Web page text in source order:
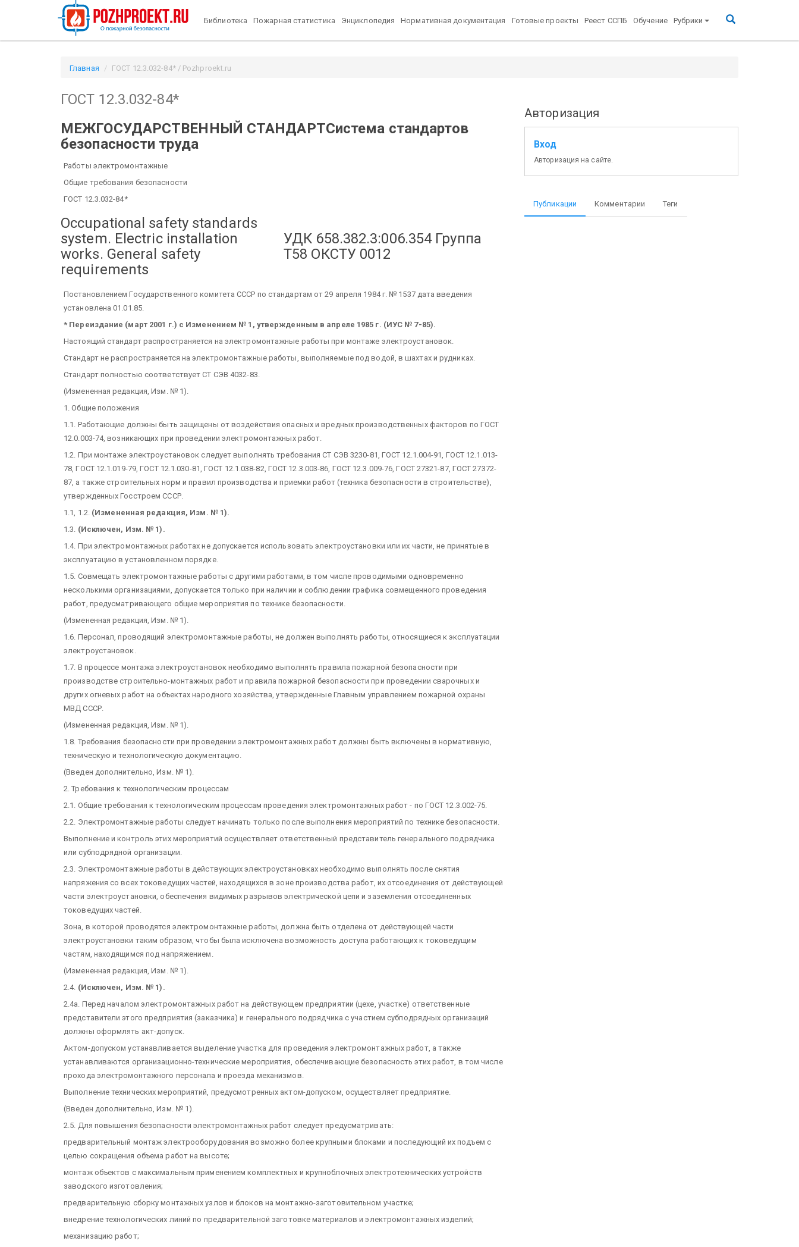
Библиотека Пожарная статистика Энциклопедия Нормативная документация Готовые проекты Реест ССПБ Обучение Рубрики
Главная ГОСТ 12.3.032-84* / Pozhproekt.ru
ГОСТ 12.3.032-84*
МЕЖГОСУДАРСТВЕННЫЙ СТАНДАРТСистема стандартов
безопасности труда
Работы электромонтажные
Общие требования безопасности
ГОСТ 12.3.032-84*
Occupational safety standards
system. Electric installation
works. General safety
requirements
УДК 658.382.3:006.354 Группа
Т58 ОКСТУ 0012
Постановлением Государственного комитета СССР по стандартам от 29 апреля 1984 г. № 1537 дата введения
установлена 01.01.85.
* Переиздание (март 2001 г.) с Изменением № 1, утвержденным в апреле 1985 г. (ИУС № 7-85).
Настоящий стандарт распространяется на электромонтажные работы при монтаже электроустановок.
Стандарт не распространяется на электромонтажные работы, выполняемые под водой, в шахтах и рудниках.
Стандарт полностью соответствует СТ СЭВ 4032-83.
(Измененная редакция, Изм. № 1).
1. Общие положения
1.1. Работающие должны быть защищены от воздействия опасных и вредных производственных факторов по ГОСТ
12.0.003-74, возникающих при проведении электромонтажных работ.
1.2. При монтаже электроустановок следует выполнять требования СТ СЭВ 3230-81, ГОСТ 12.1.004-91, ГОСТ 12.1.013-
78, ГОСТ 12.1.019-79, ГОСТ 12.1.030-81, ГОСТ 12.1.038-82, ГОСТ 12.3.003-86, ГОСТ 12.3.009-76, ГОСТ 27321-87, ГОСТ 27372-
87, а также строительных норм и правил производства и приемки работ (техника безопасности в строительстве),
утвержденных Госстроем СССР.
1.1, 1.2. (Измененная редакция, Изм. № 1).
1.3. (Исключен, Изм. № 1).
1.4. При электромонтажных работах не допускается использовать электроустановки или их части, не принятые в
эксплуатацию в установленном порядке.
1.5. Совмещать электромонтажные работы с другими работами, в том числе проводимыми одновременно
несколькими организациями, допускается только при наличии и соблюдении графика совмещенного проведения
работ, предусматривающего общие мероприятия по технике безопасности.
(Измененная редакция, Изм. № 1).
1.6. Персонал, проводящий электромонтажные работы, не должен выполнять работы, относящиеся к эксплуатации
электроустановок.
1.7. В процессе монтажа электроустановок необходимо выполнять правила пожарной безопасности при
производстве строительно-монтажных работ и правила пожарной безопасности при проведении сварочных и
других огневых работ на объектах народного хозяйства, утвержденные Главным управлением пожарной охраны
МВД СССР.
(Измененная редакция, Изм. № 1).
1.8. Требования безопасности при проведении электромонтажных работ должны быть включены в нормативную,
техническую и технологическую документацию.
(Введен дополнительно, Изм. № 1).
2. Требования к технологическим процессам
2.1. Общие требования к технологическим процессам проведения электромонтажных работ - по ГОСТ 12.3.002-75.
2.2. Электромонтажные работы следует начинать только после выполнения мероприятий по технике безопасности.
Выполнение и контроль этих мероприятий осуществляет ответственный представитель генерального подрядчика
или субподрядной организации.
2.3. Электромонтажные работы в действующих электроустановках необходимо выполнять после снятия
напряжения со всех токоведущих частей, находящихся в зоне производства работ, их отсоединения от действующей
части электроустановки, обеспечения видимых разрывов электрической цепи и заземления отсоединенных
токоведущих частей.
Зона, в которой проводятся электромонтажные работы, должна быть отделена от действующей части
электроустановки таким образом, чтобы была исключена возможность доступа работающих к токоведущим
частям, находящимся под напряжением.
(Измененная редакция, Изм. № 1).
2.4. (Исключен, Изм. № 1).
2.4а. Перед началом электромонтажных работ на действующем предприятии (цехе, участке) ответственные
представители этого предприятия (заказчика) и генерального подрядчика с участием субподрядных организаций
должны оформлять акт-допуск.
Актом-допуском устанавливается выделение участка для проведения электромонтажных работ, а также
устанавливаются организационно-технические мероприятия, обеспечивающие безопасность этих работ, в том числе
прохода электромонтажного персонала и проезда механизмов.
Выполнение технических мероприятий, предусмотренных актом-допуском, осуществляет предприятие.
(Введен дополнительно, Изм. № 1).
2.5. Для повышения безопасности электромонтажных работ следует предусматривать:
предварительный монтаж электрооборудования возможно более крупными блоками и последующий их подъем с
целью сокращения объема работ на высоте;
монтаж объектов с максимальным применением комплектных и крупноблочных электротехнических устройств
заводского изготовления;
предварительную сборку монтажных узлов и блоков на монтажно-заготовительном участке;
внедрение технологических линий по предварительной заготовке материалов и электромонтажных изделий;
механизацию работ;
Авторизация
Вход
Авторизация на сайте.
Публикации Комментарии Теги